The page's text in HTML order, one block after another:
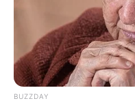
BUZZDAY